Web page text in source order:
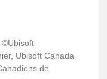
©Ubisoft
Ubisoft Canada
de